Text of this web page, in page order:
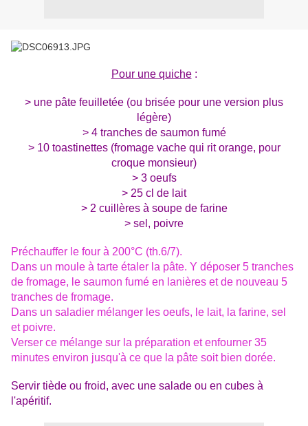
Pour une quiche:
> une pâte feuilletée (ou brisée pour une version plus
légère)
> 4 tranches de saumon fumé
> 10 toastinettes (fromage vache qui rit orange, pour
croque monsieur)
> 3 oeufs
> 25 cl de lait
> 2 cuillères à soupe de farine
> sel, poivre
Préchauffer le four à 200°C (th.6/7).
Dans un moule à tarte étaler la pâte. Y déposer 5 tranches
de fromage, le saumon fumé en lanières et de nouveau 5
tranches de fromage.
Dans un saladier mélanger les oeufs, le lait, la farine, sel
et poivre.
Verser ce mélange sur la préparation et enfourner 35
minutes environ jusqu'à ce que la pâte soit bien dorée.
Servir tiède ou froid, avec une salade ou en cubes à
l'apéritif.